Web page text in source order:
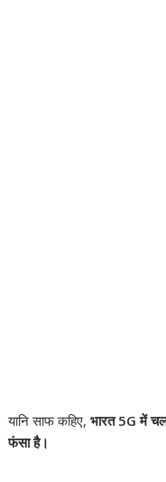
यानि साफ कहिए,भारत 5G में
फंसा है।